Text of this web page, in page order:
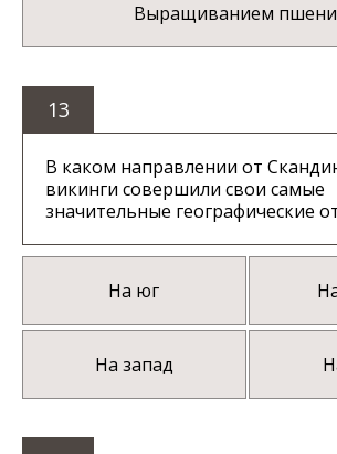
Выращиванием
13
В каком направлении от
викинги совершили свои самые
значительные географические
На юг
На запад